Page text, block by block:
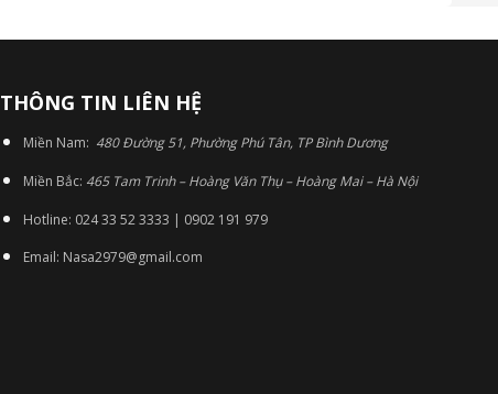
THÔNG TIN LIÊN HỆ
Miền Nam: 480 Đường 51, Phường Phú Tân, TP Bình Dương
Miền Bắc: 465 Tam Trinh – Hoàng Văn Thụ – Hoàng Mai – Hà Nội
Hotline: 024 33 52 3333 | 0902 191 979
Email: Nasa2979@gmail.com